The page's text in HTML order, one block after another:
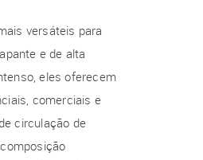
versáteis para
e de alta
eles oferecem
comerciais e
circulação de